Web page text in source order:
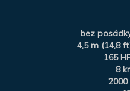
bez
4,5 m (14,8
165
8
2000